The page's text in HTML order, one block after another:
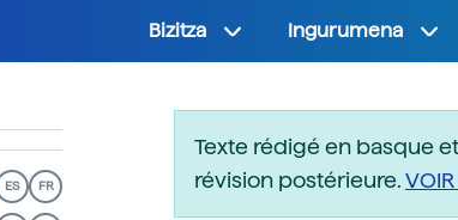
Bizitza Ingurumena
ES FR
Texte rédigé en basque
révision postérieure.